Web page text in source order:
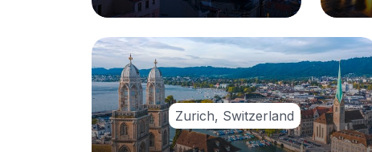
Zurich, Switzerland